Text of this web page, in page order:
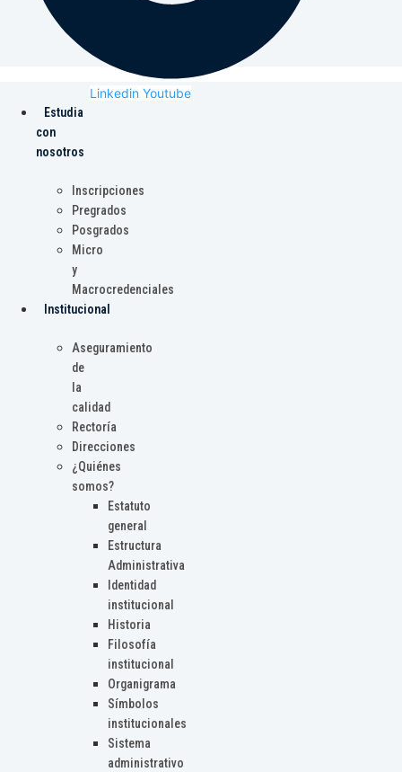
Linkedin Youtube
Estudia
con
nosotros
Inscripciones
Pregrados
Posgrados
Micro
y
Macrocredenciales
Institucional
Aseguramiento
de
la
calidad
Rectoría
Direcciones
¿Quiénes
somos?
Estatuto
general
Estructura
Administrativa
Identidad
institucional
Historia
Filosofía
institucional
Organigrama
Símbolos
institucionales
Sistema
administrativo